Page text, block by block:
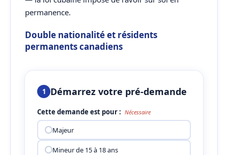
permanence.
Double nationalité et résidents
permanents canadiens
1 Démarrez votre pré-demande
Cette demande est pour : Nécessaire
Majeur
Mineur de 15 à 18 ans